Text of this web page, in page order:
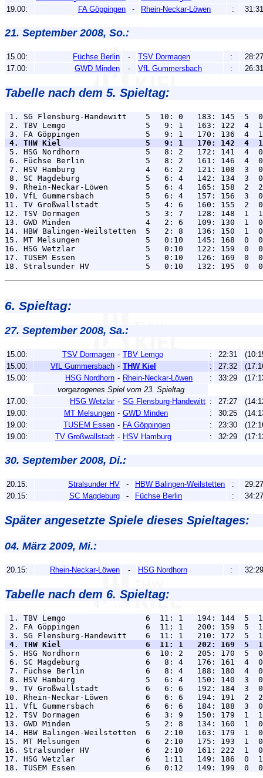
19.00:
FA Göppingen - Rhein-Neckar-Löwen : 31:31
21. September 2008, So.:
15.00: Füchse Berlin - TSV Dormagen :
28:27
17.00:
GWD Minden - VfL Gummersbach : 26:31
Tabelle nach dem 5. Spieltag:
1. SG Flensburg-Handewitt    5  10: 0   183: 145  5
2. TBV Lemgo                 5   9: 1   163: 122  4
4. THW Kiel                  5   9: 1   170: 142  4
5. HSG Nordhorn              5   8: 2   172: 141  4
6. Füchse Berlin             5   8: 2   161: 146  4
7. HSV Hamburg               4   6: 2   121: 108  3
8. SC Magdeburg              5   6: 4   142: 134  3
9. Rhein-Neckar-Löwen        5   6: 4   165: 158  2
10. VfL Gummersbach           5   6: 4   157: 156  3
11. TV Großwallstadt          5   4: 6   160: 155  2
12. TSV Dormagen              5   3: 7   128: 148  1
13. GWD Minden                4   2: 6   109: 130  1
14. HBW Balingen-Weilstetten  5   2: 8   136: 150  1
15. MT Melsungen              5   0:10   145: 168  0
16. HSG Wetzlar               5   0:10   122: 159  0
17. TUSEM Essen               5   0:10   126: 169  0
6. Spieltag:
27. September 2008, Sa.:
15.00: TSV Dormagen - TBV Lemgo : 22:31
15.00:
VfL Gummersbach - THW Kiel : 27:32
15.00:
HSG Nordhorn - Rhein-Neckar-Löwen : 33:29
vorgezogenes Spiel vom 23. Spieltag
17.00:
HSG Wetzlar - SG Flensburg-Handewitt : 27:27
19.00:
MT Melsungen - GWD Minden : 30:25
19.00:
TUSEM Essen - FA Göppingen : 23:30
19.00:
TV Großwallstadt - HSV Hamburg : 32:29
30. September 2008, Di.:
20.15: Stralsunder HV - HBW Balingen-Weilstetten :
29:27
20.15:
SC Magdeburg - Füchse Berlin : 34:27
Später angesetzte Spiele dieses Spieltages:
04. März 2009, Mi.:
20.15: Rhein-Neckar-Löwen - HSG Nordhorn : 32:29
Tabelle nach dem 6. Spieltag:
1. TBV Lemgo                 6  11: 1   194: 144  5
2. FA Göppingen              6  11: 1   200: 159  5
4. THW Kiel                  6  11: 1   202: 169  5
5. HSG Nordhorn              6  10: 2   205: 170  5
6. SC Magdeburg              6   8: 4   176: 161  4
7. Füchse Berlin             6   8: 4   188: 180  4
8. HSV Hamburg               5   6: 4   150: 140  3
9. TV Großwallstadt          6   6: 6   192: 184  3
10. Rhein-Neckar-Löwen        6   6: 6   194: 191  2
11. VfL Gummersbach           6   6: 6   184: 188  3
12. TSV Dormagen              6   3: 9   150: 179  1
13. GWD Minden                5   2: 8   134: 160  1
14. HBW Balingen-Weilstetten  6   2:10   163: 179  1
15. MT Melsungen              6   2:10   175: 193  1
16. Stralsunder HV            6   2:10   161: 222  1
17. HSG Wetzlar               6   1:11   149: 186  0